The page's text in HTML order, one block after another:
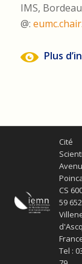
IMS,
@:
Plus
Cité
CS
59 652
Tel :